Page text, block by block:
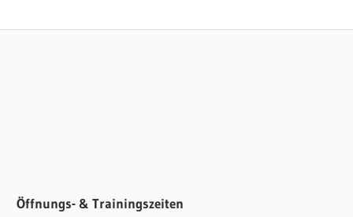
UNCATEGORIZED
Öffnungs- & Trainingszeiten